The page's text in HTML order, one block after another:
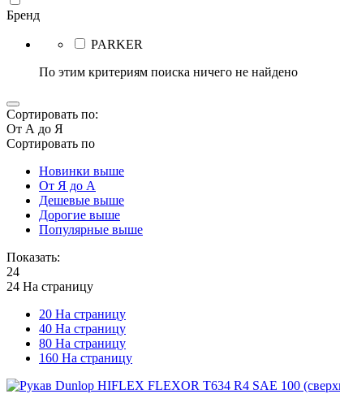
Бренд
PARKER
По этим критериям поиска ничего не найдено
Сортировать по:
От А до Я
Сортировать по
Новинки выше
От Я до А
Дешевые выше
Дорогие выше
Популярные выше
Показать:
24
24 На страницу
20 На страницу
40 На страницу
80 На страницу
160 На страницу